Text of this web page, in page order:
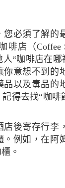
您必須了解的
啡店（Coffee
“咖啡店在哪
意想不到的
品以及毒品的
得去找“咖啡
。例如，在阿
。